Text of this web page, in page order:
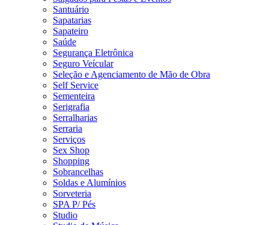
Santuário
Sapatarias
Sapateiro
Saúde
Segurança Eletrônica
Seguro Veícular
Seleção e Agenciamento de Mão de Obra
Self Service
Sementeira
Serigrafia
Serralharias
Serraria
Serviços
Sex Shop
Shopping
Sobrancelhas
Soldas e Alumínios
Sorveteria
SPA P/ Pés
Studio